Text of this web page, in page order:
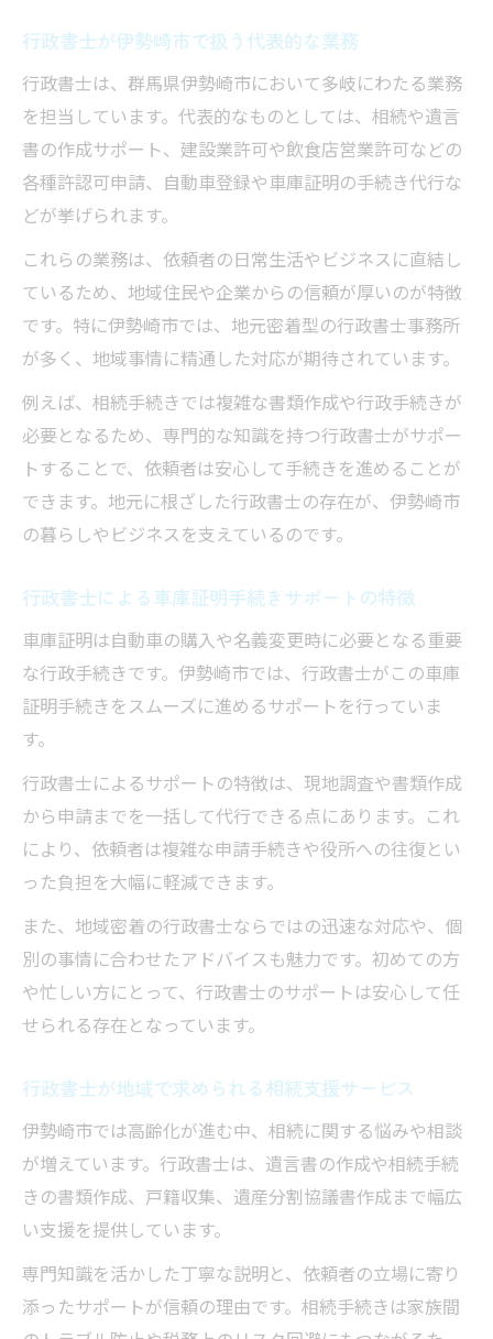
行政書士が伊勢崎市で扱う代表的な業務
行政書士は、群馬県伊勢崎市において多岐にわたる業務
を担当しています。代表的なものとしては、相続や遺言
書の作成サポート、建設業許可や飲食店営業許可などの
各種許認可申請、自動車登録や車庫証明の手続き代行な
どが挙げられます。
これらの業務は、依頼者の日常生活やビジネスに直結し
ているため、地域住民や企業からの信頼が厚いのが特徴
です。特に伊勢崎市では、地元密着型の行政書士事務所
が多く、地域事情に精通した対応が期待されています。
例えば、相続手続きでは複雑な書類作成や行政手続きが
必要となるため、専門的な知識を持つ行政書士がサポー
トすることで、依頼者は安心して手続きを進めることが
できます。地元に根ざした行政書士の存在が、伊勢崎市
の暮らしやビジネスを支えているのです。
行政書士による車庫証明手続きサポートの特徴
車庫証明は自動車の購入や名義変更時に必要となる重要
な行政手続きです。伊勢崎市では、行政書士がこの車庫
証明手続きをスムーズに進めるサポートを行っていま
す。
行政書士によるサポートの特徴は、現地調査や書類作成
から申請までを一括して代行できる点にあります。これ
により、依頼者は複雑な申請手続きや役所への往復とい
った負担を大幅に軽減できます。
また、地域密着の行政書士ならではの迅速な対応や、個
別の事情に合わせたアドバイスも魅力です。初めての方
や忙しい方にとって、行政書士のサポートは安心して任
せられる存在となっています。
行政書士が地域で求められる相続支援サービス
伊勢崎市では高齢化が進む中、相続に関する悩みや相談
が増えています。行政書士は、遺言書の作成や相続手続
きの書類作成、戸籍収集、遺産分割協議書作成まで幅広
い支援を提供しています。
専門知識を活かした丁寧な説明と、依頼者の立場に寄り
添ったサポートが信頼の理由です。相続手続きは家族間